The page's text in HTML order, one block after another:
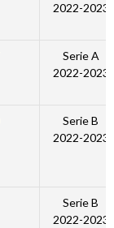
2022-2023
Serie A
2022-2023
Serie B
2022-2023
Serie B
2022-2023